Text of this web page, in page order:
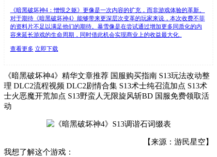
《暗黑破坏神4：憎恨之躯》更像是一次内容的扩充，而非游戏体验的革新。
对于期待《暗黑破坏神4》能够带来更深层次变革的玩家来说，本次收费不菲
的资料片不足以满足他们的期待。暴雪像是在尝试通过增加更多同质化的内
容来延长游戏的生命周期，同时借此机会实现商业上的收益最大化..
查看更多 立即下载
《暗黑破坏神4》精华文章推荐 国服购买指南 S13玩法改动整
理 DLC2流程视频 DLC2剧情合集 S13术士纯召流加点 S13术
士火恶魔开荒加点 S13野蛮人无限旋风斩BD 国服免费领取活
动
【来源：游民星空】
我想了解这个游戏：